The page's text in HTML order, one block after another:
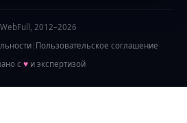
2012–2026
| Пользовательское соглашение
с ♥и экспертизой